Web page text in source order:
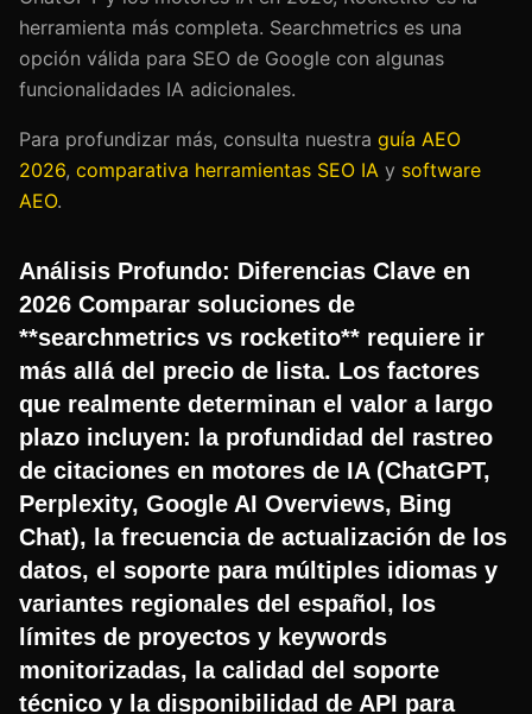
herramienta más completa. Searchmetrics es una
opción válida para SEO de Google con algunas
funcionalidades IA adicionales.
Para profundizar más, consulta nuestra guía AEO
2026, comparativa herramientas SEO IA y software
AEO.
Análisis Profundo: Diferencias Clave en
2026 Comparar soluciones de
**searchmetrics vs rocketito** requiere ir
más allá del precio de lista. Los factores
que realmente determinan el valor a largo
plazo incluyen: la profundidad del rastreo
de citaciones en motores de IA (ChatGPT,
Perplexity, Google AI Overviews, Bing
Chat), la frecuencia de actualización de los
datos, el soporte para múltiples idiomas y
variantes regionales del español, los
límites de proyectos y keywords
monitorizadas, la calidad del soporte
técnico y la disponibilidad de API para